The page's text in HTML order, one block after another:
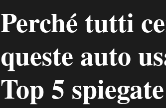
Perché tutti
queste auto
Top 5